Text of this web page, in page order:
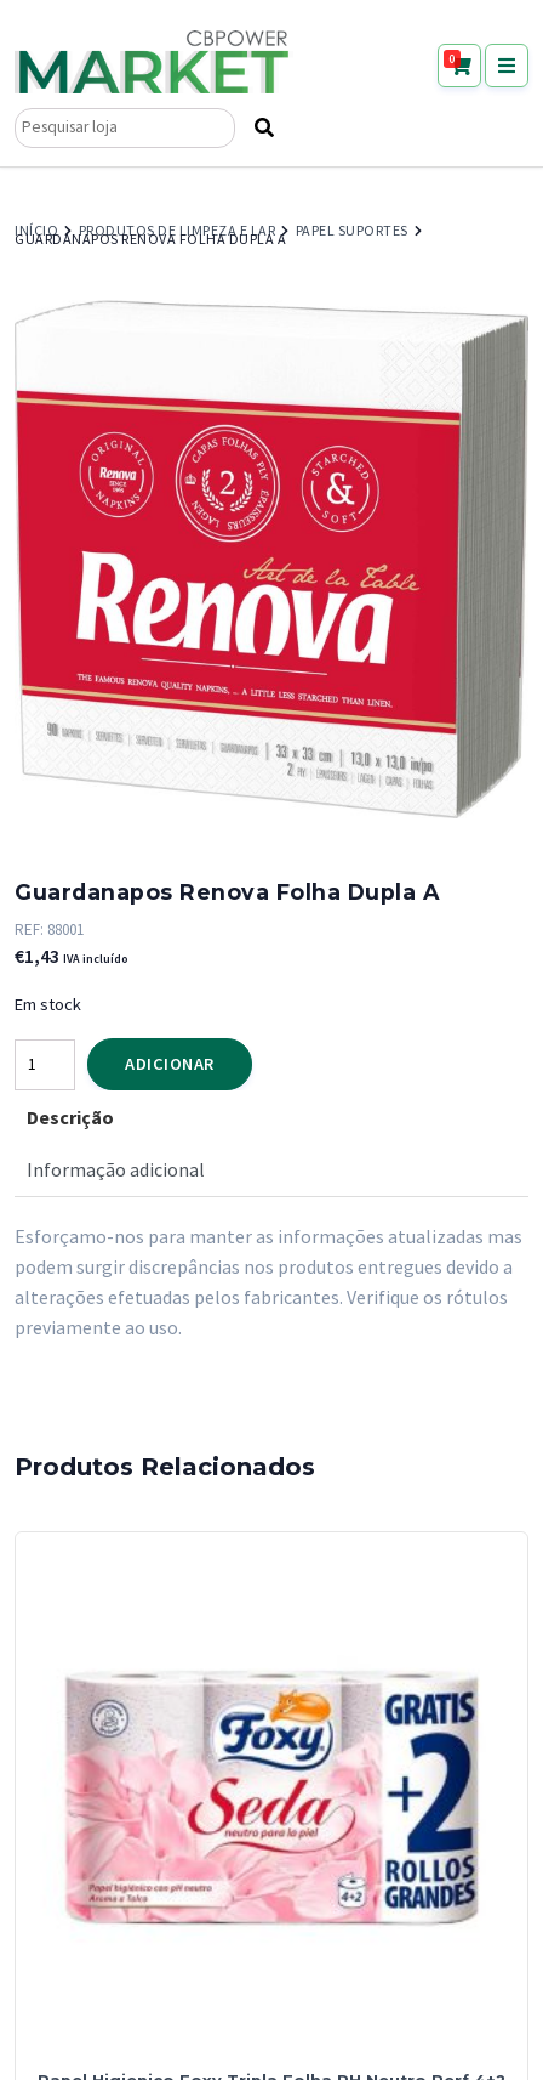
0
Pesquisar
INÍCIO PRODUTOS DE LIMPEZA E LAR PAPEL SUPORTES
GUARDANAPOS RENOVA FOLHA DUPLA A
Guardanapos Renova Folha Dupla A
REF: 88001
€1,43 IVA incluído
Em stock
Quantidade
de
Guardanapos
ADICIONAR
Descrição
Informação adicional
Esforçamo-nos para manter as informações atualizadas mas
podem surgir discrepâncias nos produtos entregues devido a
alterações efetuadas pelos fabricantes. Verifique os rótulos
previamente ao uso.
Produtos Relacionados